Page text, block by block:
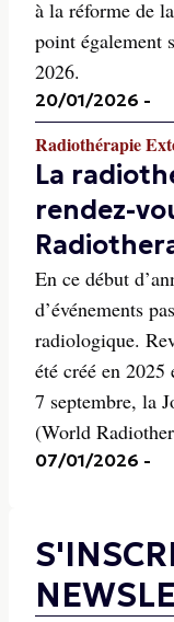
à la réforme de
point également
2026.
20/01/2026 -
Radiothérapie
La
rendez-
En ce début
d’événements
radiologique.
été créé en
7 septembre, la
(World
07/01/2026 -